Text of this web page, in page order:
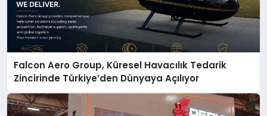
Falcon Aero Group, Küresel Havacılık Tedarik
Zincirinde Türkiye’den Dünyaya Açılıyor